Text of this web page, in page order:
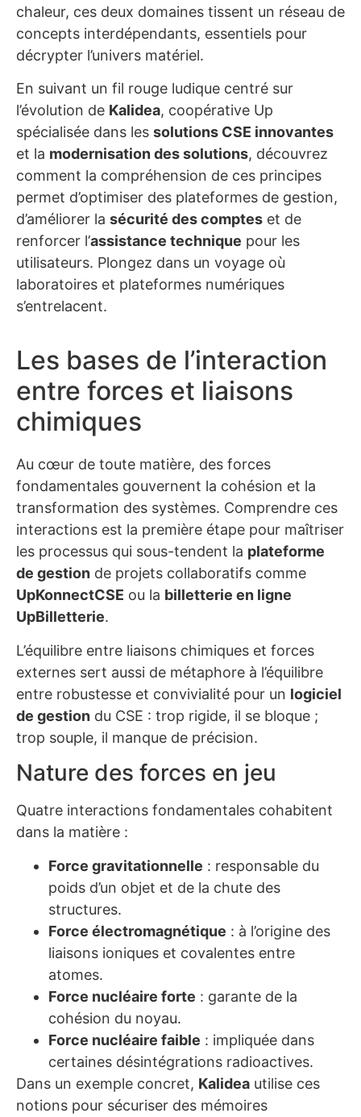
chaleur, ces deux domaines tissent un réseau de
concepts interdépendants, essentiels pour
décrypter l’univers matériel.
En suivant un fil rouge ludique centré sur
l’évolution de Kalidea, coopérative Up
spécialisée dans les solutions CSE innovantes
et la modernisation des solutions, découvrez
comment la compréhension de ces principes
permet d’optimiser des plateformes de gestion,
d’améliorer la sécurité des comptes et de
renforcer l’assistance technique pour les
utilisateurs. Plongez dans un voyage où
laboratoires et plateformes numériques
s’entrelacent.
Les bases de l’interaction
entre forces et liaisons
chimiques
Au cœur de toute matière, des forces
fondamentales gouvernent la cohésion et la
transformation des systèmes. Comprendre ces
interactions est la première étape pour maîtriser
les processus qui sous-tendent la plateforme
de gestion de projets collaboratifs comme
UpKonnectCSE ou la billetterie en ligne
UpBilletterie.
L’équilibre entre liaisons chimiques et forces
externes sert aussi de métaphore à l’équilibre
entre robustesse et convivialité pour un logiciel
de gestion du CSE : trop rigide, il se bloque ;
trop souple, il manque de précision.
Nature des forces en jeu
Quatre interactions fondamentales cohabitent
dans la matière :
Force gravitationnelle : responsable du
poids d’un objet et de la chute des
structures.
Force électromagnétique : à l’origine des
liaisons ioniques et covalentes entre
atomes.
Force nucléaire forte : garante de la
cohésion du noyau.
Force nucléaire faible : impliquée dans
certaines désintégrations radioactives.
Dans un exemple concret, Kalidea utilise ces
notions pour sécuriser des mémoires